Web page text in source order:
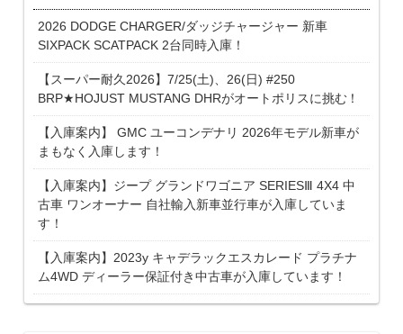
2026 DODGE CHARGER/ダッジチャージャー 新車
SIXPACK SCATPACK 2台同時入庫！
【スーパー耐久2026】7/25(土)、26(日) #250
BRP★HOJUST MUSTANG DHRがオートポリスに挑む！
【入庫案内】 GMC ユーコンデナリ 2026年モデル新車が
まもなく入庫します！
【入庫案内】ジープ グランドワゴニア SERIESⅢ 4X4 中
古車 ワンオーナー 自社輸入新車並行車が入庫していま
す！
【入庫案内】2023y キャデラックエスカレード プラチナ
ム4WD ディーラー保証付き中古車が入庫しています！